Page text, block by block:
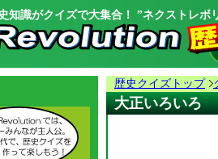
知識がクイズで大集合！ ”ネクストレボ
歴史クイズトップ
大正いろいろ